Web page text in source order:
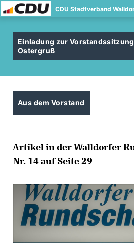
CDU Stadtverband
Einladung zur
Ostergruß
Aus dem Vorstand
Artikel in der Walldorfer
Nr. 14 auf Seite 29